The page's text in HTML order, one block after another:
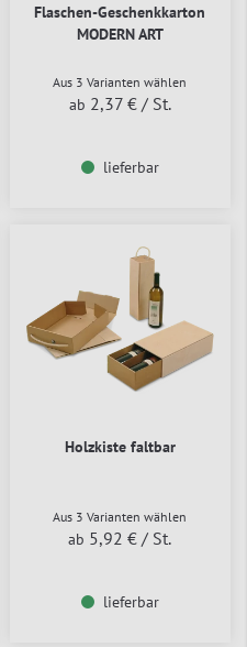
Flaschen-Geschenkkarton
MODERN ART
Aus 3 Varianten wählen
ab 2,37 € / St.
lieferbar
Holzkiste faltbar
Aus 3 Varianten wählen
ab 5,92 € / St.
lieferbar